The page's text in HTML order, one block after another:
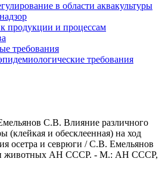
в области аквакультуры
продукции и процессам
требования
требования
С.В. Влияние различного
(клейкая и обесклеенная) на ход
осетра и севрюги / С.В. Емельянов
животных АН СССР. - М.: АН СССР,